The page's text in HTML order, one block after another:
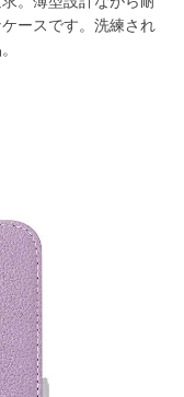
ースです。洗練され